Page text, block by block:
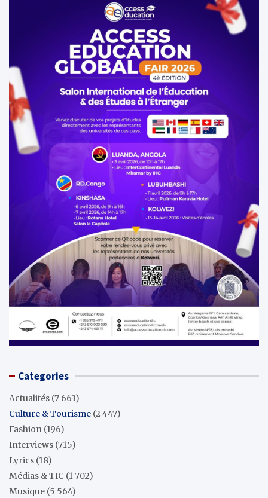
Categories
Actualités (7 663)
Culture & Tourisme (2 447)
Fashion (196)
Interviews (715)
Lyrics (18)
Médias & TIC (1 702)
Musique (5 564)